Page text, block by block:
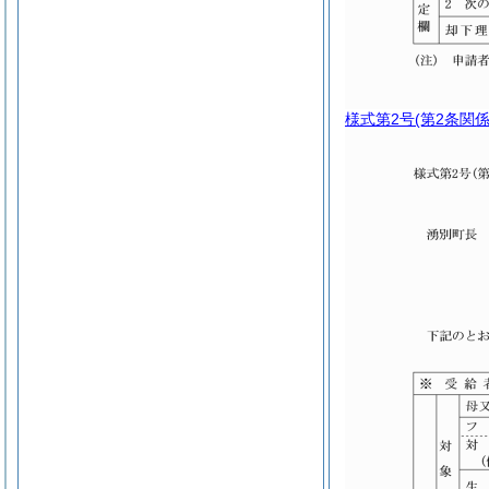
様式第2号(第2条関